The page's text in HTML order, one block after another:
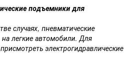
подъемники для
случаях, пневматические
легкие автомобили. Для
электрогидравлические